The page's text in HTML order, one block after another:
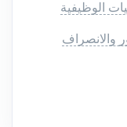
الوظيفية
والانصراف